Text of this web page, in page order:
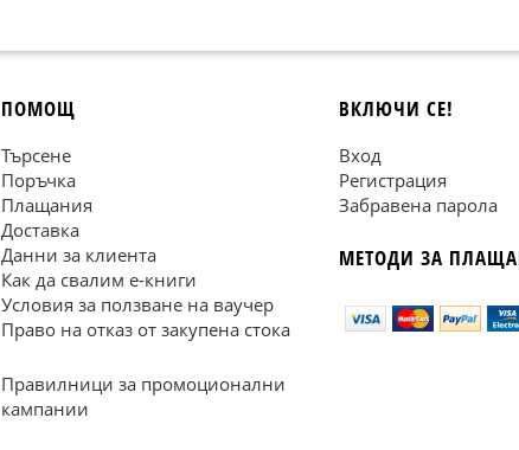
ПОМОЩ
Търсене
Поръчка
Плащания
Доставка
Данни за клиента
Как да свалим е-книги
Условия за ползване на ваучер
Право на отказ от закупена стока
Правилници за промоционални
кампании
ВКЛЮЧИ СЕ!
Вход
Регистрация
Забравена парола
МЕТОДИ ЗА